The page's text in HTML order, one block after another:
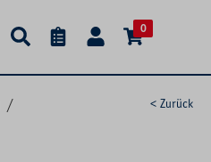
0
/
< Zurück